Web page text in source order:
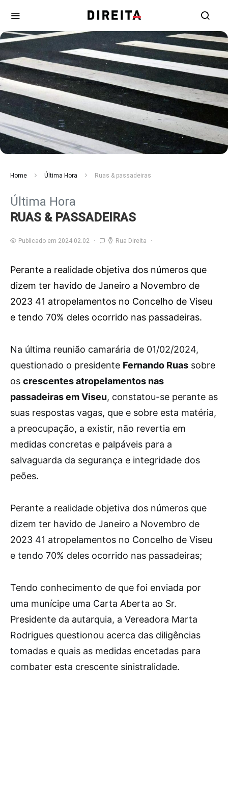
Home Última Hora Ruas & passadeiras
Última Hora
RUAS & PASSADEIRAS
Publicado em 2024.02.02 Rua Direita
Perante a realidade objetiva dos números que
dizem ter havido de Janeiro a Novembro de
2023 41 atropelamentos no Concelho de Viseu
e tendo 70% deles ocorrido nas passadeiras.
Na última reunião camarária de 01/02/2024,
questionado o presidente Fernando Ruas sobre
os crescentes atropelamentos nas
passadeiras em Viseu, constatou-se perante as
suas respostas vagas, que e sobre esta matéria,
a preocupação, a existir, não revertia em
medidas concretas e palpáveis para a
salvaguarda da segurança e integridade dos
peões.
Perante a realidade objetiva dos números que
dizem ter havido de Janeiro a Novembro de
2023 41 atropelamentos no Concelho de Viseu
e tendo 70% deles ocorrido nas passadeiras;
Tendo conhecimento de que foi enviada por
uma munícipe uma Carta Aberta ao Sr.
Presidente da autarquia, a Vereadora Marta
Rodrigues questionou acerca das diligências
tomadas e quais as medidas encetadas para
combater esta crescente sinistralidade.